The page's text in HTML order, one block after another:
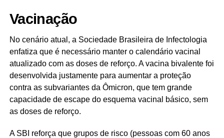
Vacinação
No cenário atual, a Sociedade Brasileira de Infectologia
enfatiza que é necessário manter o calendário vacinal
atualizado com as doses de reforço. A vacina bivalente foi
desenvolvida justamente para aumentar a proteção
contra as subvariantes da Ômicron, que tem grande
capacidade de escape do esquema vacinal básico, sem
as doses de reforço.
A SBI reforça que grupos de risco (pessoas com 60 anos